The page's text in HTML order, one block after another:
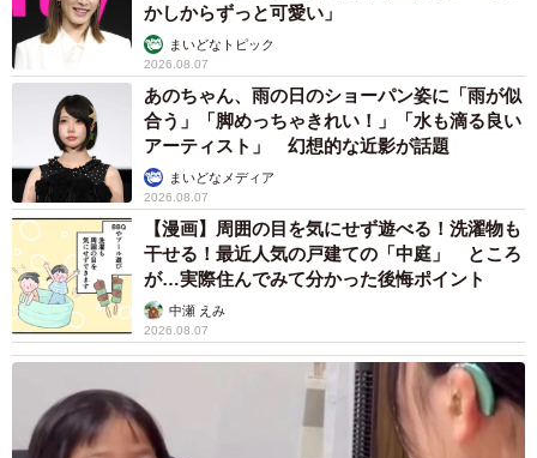
7/7
ニコニコのふう太くん満載の「柴犬のふう太 2023年カレンダー」【予約
販売】（柴犬ふう太さん @fufufufufu_ta）
かしからずっと可愛い」
まいどなトピック
2026.08.07
あのちゃん、雨の日のショーパン姿に「雨が似
合う」「脚めっちゃきれい！」「水も滴る良い
アーティスト」 幻想的な近影が話題
まいどなメディア
2026.08.07
【漫画】周囲の目を気にせず遊べる！洗濯物も
干せる！最近人気の戸建ての「中庭」 ところ
が…実際住んでみて分かった後悔ポイント
中瀬 えみ
2026.08.07